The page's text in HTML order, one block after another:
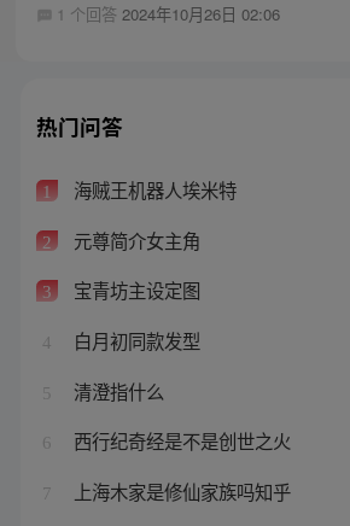
1 个回答 2024年10月26日 02:06
热门问答
1 海贼王机器人埃米特
2 元尊简介女主角
3 宝青坊主设定图
4 白月初同款发型
5 清澄指什么
6 西行纪奇经是不是创世之火
7 上海木家是修仙家族吗知乎